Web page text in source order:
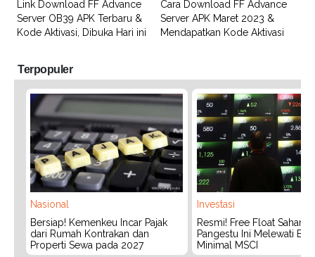
Link Download FF Advance
Server OB39 APK Terbaru &
Kode Aktivasi, Dibuka Hari ini
Cara Download FF Advance
Server APK Maret 2023 &
Mendapatkan Kode Aktivasi
Terpopuler
Nasional
Bersiap! Kemenkeu Incar Pajak
dari Rumah Kontrakan dan
Properti Sewa pada 2027
Investasi
Resmi! Free Float Saham
Pangestu Ini Melewati
Minimal MSCI